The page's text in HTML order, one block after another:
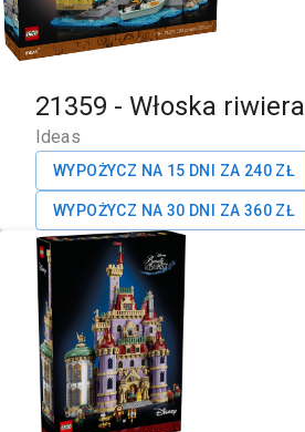
21359 - Włoska riwiera
Ideas
WYPOŻYCZ NA 15 DNI ZA 240 ZŁ
WYPOŻYCZ NA 30 DNI ZA 360 ZŁ